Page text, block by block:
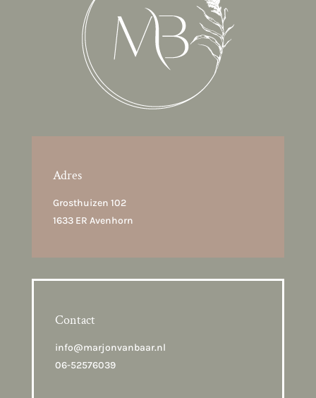
Adres
Grosthuizen 102
1633 ER Avenhorn
Contact
info@marjonvanbaar.nl
06-52576039